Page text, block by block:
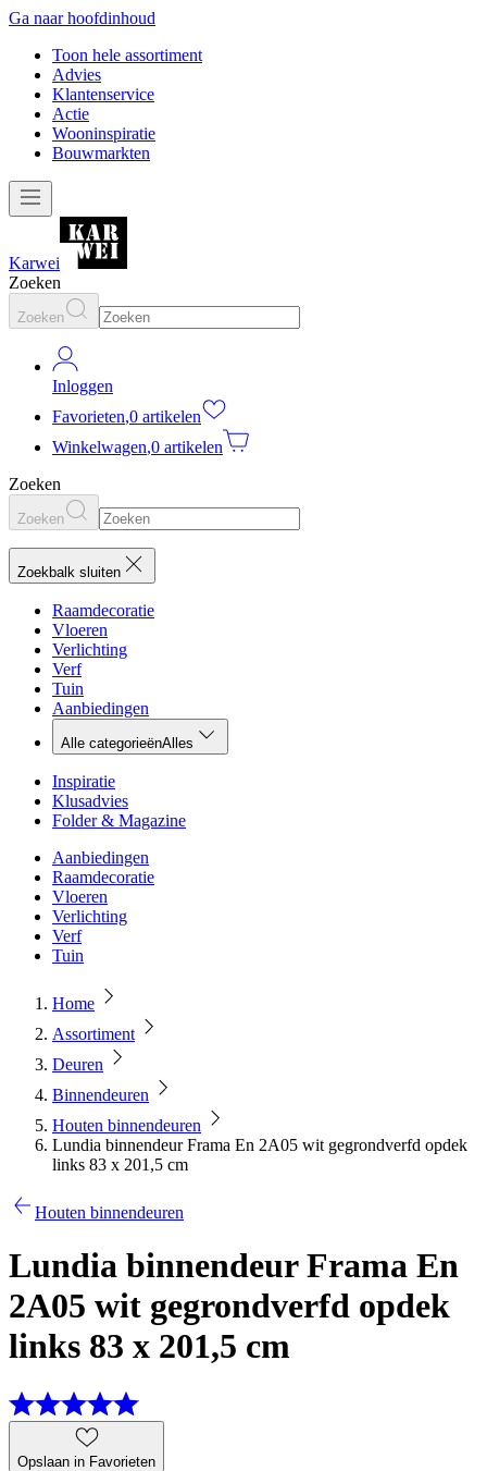
Ga naar hoofdinhoud
Toon hele assortiment
Advies
Klantenservice
Actie
Wooninspiratie
Bouwmarkten
Karwei
Zoeken
Zoeken
Inloggen
Favorieten,0 artikelen
Winkelwagen,0 artikelen
Zoeken
Zoeken
Zoekbalk sluiten
Raamdecoratie
Vloeren
Verlichting
Verf
Tuin
Aanbiedingen
Alle categorieënAlles
Inspiratie
Klusadvies
Folder & Magazine
Aanbiedingen
Raamdecoratie
Vloeren
Verlichting
Verf
Tuin
Home
Assortiment
Deuren
Binnendeuren
Houten binnendeuren
Lundia binnendeur Frama En 2A05 wit gegrondverfd opdek
links 83 x 201,5 cm
Houten binnendeuren
Lundia binnendeur Frama En
2A05 wit gegrondverfd opdek
links 83 x 201,5 cm
Opslaan in Favorieten